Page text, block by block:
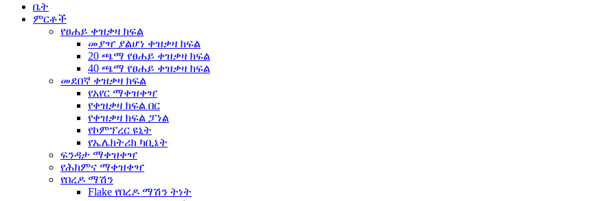
ቤት
ምርቶች
የፀሐይ ቀዝቃዛ ክፍል
መያዣ ያልሆነ ቀዝቃዛ ክፍል
20 ጫማ የፀሐይ ቀዝቃዛ ክፍል
40 ጫማ የፀሐይ ቀዝቃዛ ክፍል
መደበኛ ቀዝቃዛ ክፍል
የአየር ማቀዝቀዣ
የቀዝቃዛ ክፍል በር
የቀዝቃዛ ክፍል ፓነል
የኮምፕረር ዩኒት
የኤሌክትሪክ ካቢኔት
ፍንዳታ ማቀዝቀዣ
የሕክምና ማቀዝቀዣ
የበረዶ ማሽን
Flake የበረዶ ማሽን ትነት